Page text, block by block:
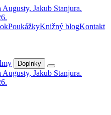
PoukážkyKnižný blogKontakt
Doplnky